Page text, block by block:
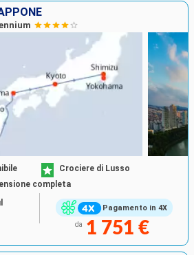
Pagamento in 4X
Crociere di Lusso
completa
da 1 751 €